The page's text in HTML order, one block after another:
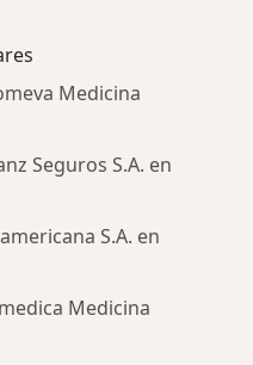
Medicina
Seguros S.A. en
S.A. en
Medicina